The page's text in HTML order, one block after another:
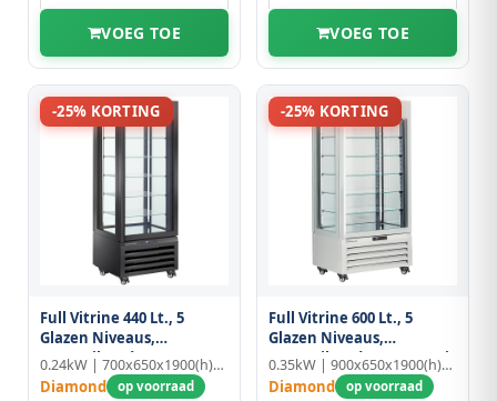
VOEG TOE VOEG TOE
-25% KORTING
Full Vitrine 440 Lt., 5
Glazen Niveaus,
Geventileerd - Pastry -
Zwart
0.24kW | 700x650x1900(h)mm
Diamond op voorraad
-25% KORTING
Full Vitrine 600 Lt., 5
Glazen Niveaus,
Geventileerd - Pastry - Wit0.35kW | 900x650x1900(h)mm
Diamond op voorraad